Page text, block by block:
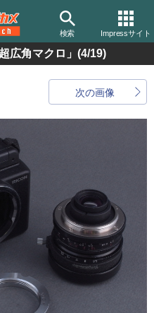
検索 Impressサイト
広角マクロ」 (4/19)
次の画像